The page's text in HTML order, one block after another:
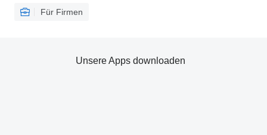
Für Firmen
Unsere Apps downloaden